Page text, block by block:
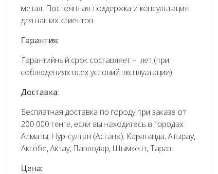
метал. Постоянная поддержка и консультация
для наших клиентов.
Гарантия:
Гарантийный срок составляет – лет (при
соблюдениях всех условий эксплуатации).
Доставка:
Бесплатная доставка по городу при заказе от
200 000 тенге, если вы находитесь в городах:
Алматы, Нур-султан (Астана), Караганда, Атырау,
Актобе, Актау, Павлодар, Шымкент, Тараз.
Цена: